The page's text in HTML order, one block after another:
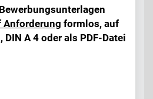
Anforderung formlos, auf
A 4 oder als PDF-Datei